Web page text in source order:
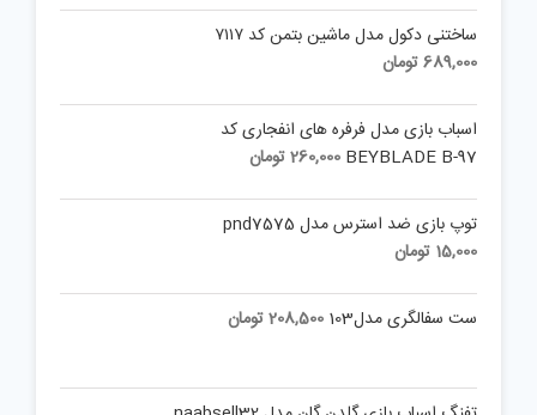
ساختنی دکول مدل ماشین بتمن کد ۷۱۱۷
689,000تومان
اسباب بازی مدل فرفره های انفجاری کد
BEYBLADE B-97
260,000تومان
توپ بازی ضد استرس مدل pnd7575
15,000 تومان
ست سفالگری مدل103 208,500تومان